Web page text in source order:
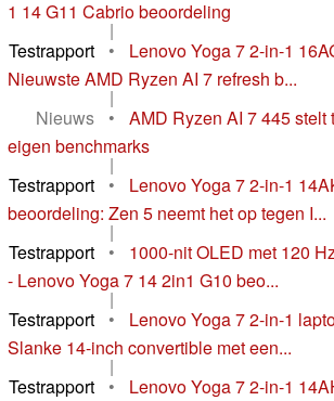
1 14 G11 Cabrio beoordeling
|
Testrapport
•
Lenovo Yoga 7 2-in-1
Nieuwste AMD Ryzen AI 7 refresh b...
|
Nieuws
•
AMD Ryzen AI 7 445 stelt
eigen benchmarks
|
Testrapport
•
Lenovo Yoga 7 2-in-1
beoordeling: Zen 5 neemt het op tegen I...
|
Testrapport
•
1000-nit OLED met 120
- Lenovo Yoga 7 14 2in1 G10 beo...
|
Testrapport
•
Lenovo Yoga 7 2-in-1
Slanke 14-inch convertible met een...
|
Testrapport
•
Lenovo Yoga 7 2-in-1